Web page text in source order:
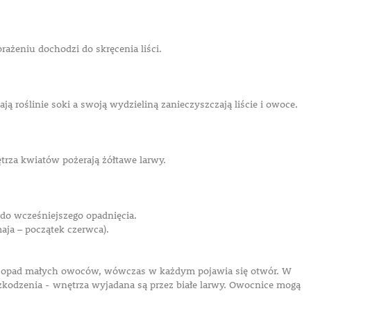
dochodzi do skręcenia liści.
roślinie soki a swoją wydzieliną zanieczyszczają liście i owoce.
kwiatów pożerają żółtawe larwy.
wcześniejszego opadnięcia.
– początek czerwca).
małych owoców, wówczas w każdym pojawia się otwór. W
- wnętrza wyjadana są przez białe larwy. Owocnice mogą